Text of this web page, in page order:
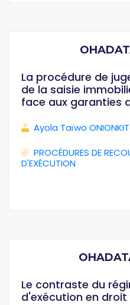
La procédure de
de la saisie
face aux garanties
Ayola Taïwo
PROCÉDURES DE
D'EXÉCUTION
Le contraste du
d'exécution en droit